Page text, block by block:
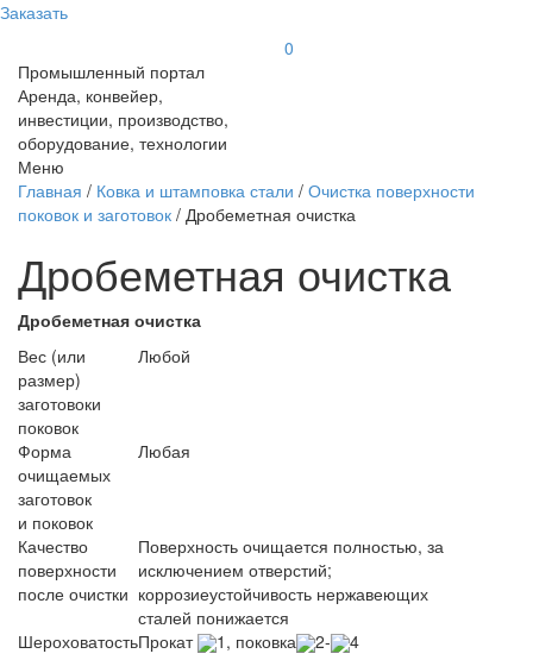
Заказать
Промышленный портал
Аренда, конвейер,
инвестиции, производство,
оборудование, технологии
0
Меню
Главная / Ковка и штамповка стали / Очистка поверхности
поковок и заготовок / Дробеметная очистка
Дробеметная очистка
Дробеметная очистка
Вес (или
размер)
заготовоки
поковок
Любой
Форма
очищаемых
заготовок
и поковок
Любая
Качество
поверхности
после очистки
Поверхность очищается полностью, за
исключением отверстий;
коррозиеустойчивость нержавеющих
сталей понижается
ШероховатостьПрокат 1, поковка 2- 4